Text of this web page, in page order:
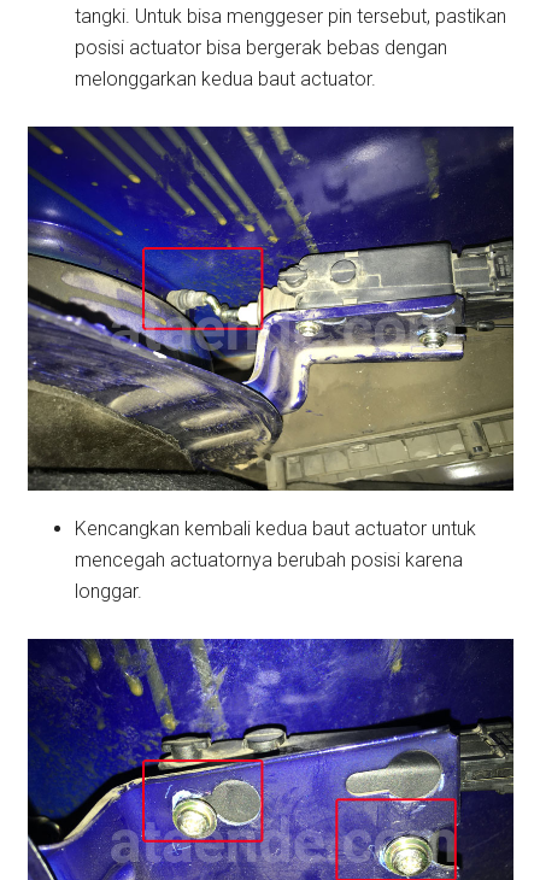
tangki. Untuk bisa menggeser pin tersebut, pastikan
posisi actuator bisa bergerak bebas dengan
melonggarkan kedua baut actuator.
Kencangkan kembali kedua baut actuator untuk
mencegah actuatornya berubah posisi karena
longgar.